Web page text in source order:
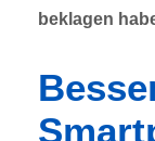
beklagen